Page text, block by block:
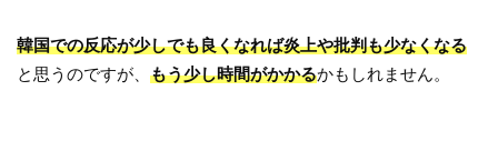
韓国での反応が少しでも良くなれば炎上や批判も少なくなる
と思うのですが、もう少し時間がかかるかもしれません。